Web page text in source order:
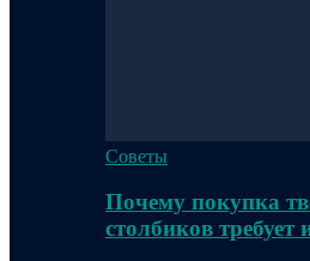
Советы
Почему покупка
столбиков требует